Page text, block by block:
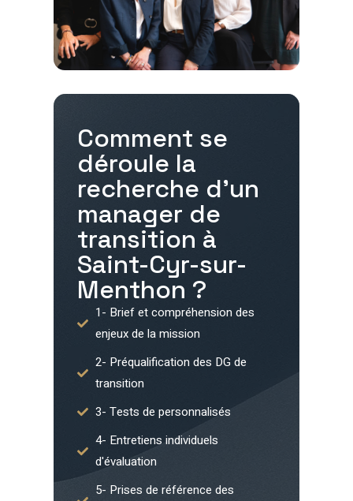
Comment se
déroule la
recherche d'un
manager de
transition à
Saint-Cyr-sur-
Menthon ?
1- Brief et compréhension des
enjeux de la mission
2- Préqualification des DG de
transition
3- Tests de personnalisés
4- Entretiens individuels
d'évaluation
5- Prises de référence des